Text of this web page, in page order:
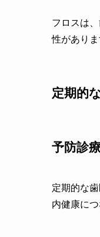
フロスは
性があり
定期的
予防診
定期的な
内健康につ